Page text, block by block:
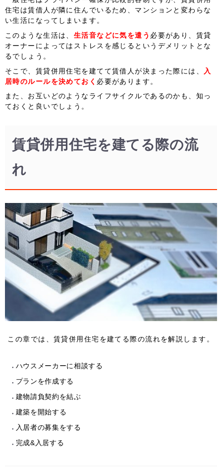
住宅は賃借人が隣に住んでいるため、マンションと変わらな
い生活になってしまいます。
このような生活は、 生活音などに気を遣う 必要があり、賃貸
オーナーによってはストレスを感じるというデメリットとな
るでしょう。
そこで、賃貸併用住宅を建てて賃借人が決まった際には、
入
居時のルールを決めておく 必要があります。
また、お互いどのようなライフサイクルであるのかも、知っ
ておくと良いでしょう。
賃貸併用住宅を建てる際の流
れ
この章では、賃貸併用住宅を建てる際の流れを解説します。
ハウスメーカーに相談する
プランを作成する
建物請負契約を結ぶ
建築を開始する
入居者の募集をする
完成&入居する